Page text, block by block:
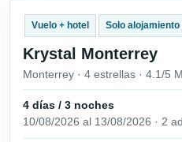
Vuelo + hotel Solo alojamiento
Krystal Monterrey
Monterrey · 4 estrellas · 4.1/5
4 días / 3 noches
10/08/2026 al 13/08/2026 · 2